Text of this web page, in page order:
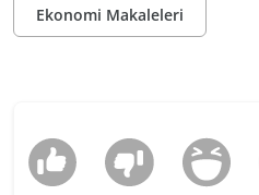
Ekonomi Makaleleri